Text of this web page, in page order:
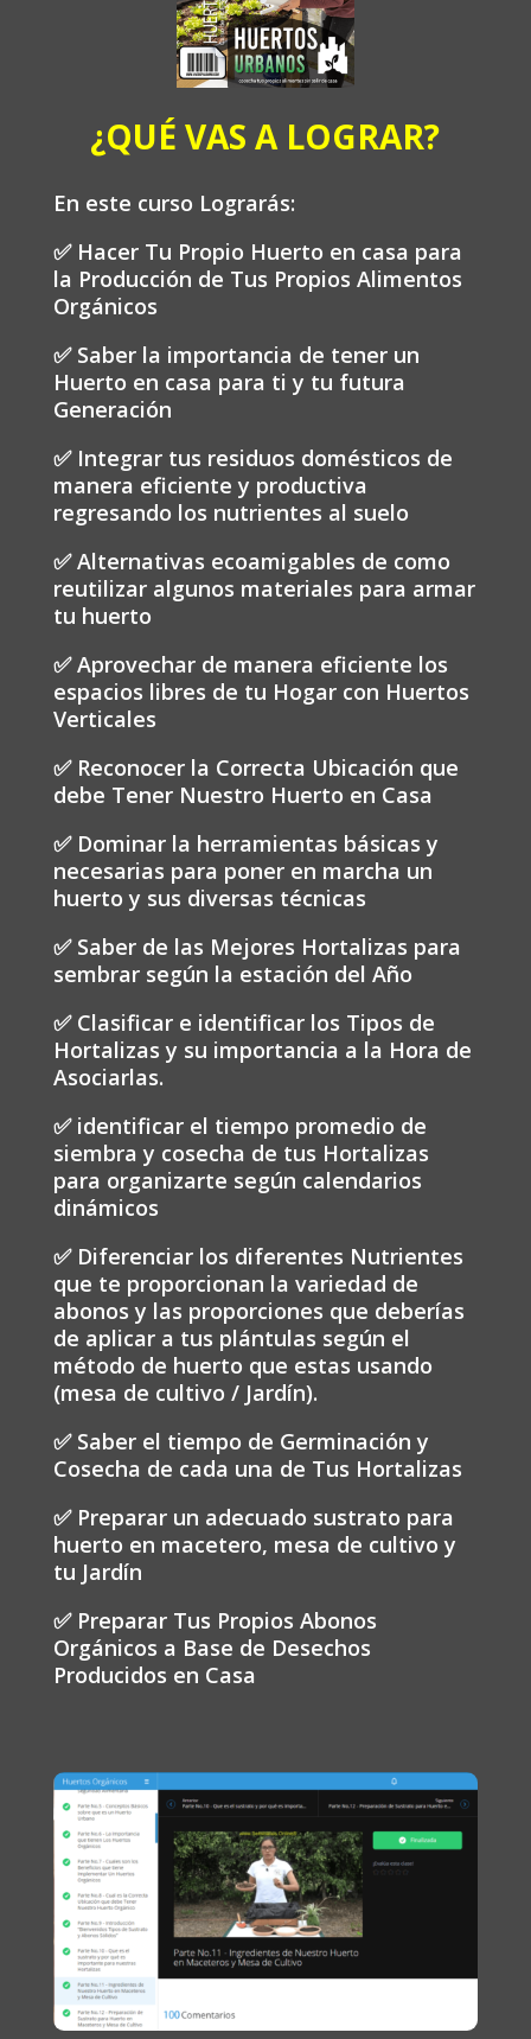
¿QUÉ VAS A LOGRAR?
En este curso Lograrás:
✅ Hacer Tu Propio Huerto en casa para
la Producción de Tus Propios Alimentos
Orgánicos
✅ Saber la importancia de tener un
Huerto en casa para ti y tu futura
Generación
✅ Integrar tus residuos domésticos de
manera eficiente y productiva
regresando los nutrientes al suelo
✅ Alternativas ecoamigables de como
reutilizar algunos materiales para armar
tu huerto
✅ Aprovechar de manera eficiente los
espacios libres de tu Hogar con Huertos
Verticales
✅ Reconocer la Correcta Ubicación que
debe Tener Nuestro Huerto en Casa
✅ Dominar la herramientas básicas y
necesarias para poner en marcha un
huerto y sus diversas técnicas
✅ Saber de las Mejores Hortalizas para
sembrar según la estación del Año
✅ Clasificar e identificar los Tipos de
Hortalizas y su importancia a la Hora de
Asociarlas.
✅ identificar el tiempo promedio de
siembra y cosecha de tus Hortalizas
para organizarte según calendarios
dinámicos
✅ Diferenciar los diferentes Nutrientes
que te proporcionan la variedad de
abonos y las proporciones que deberías
de aplicar a tus plántulas según el
método de huerto que estas usando
(mesa de cultivo / Jardín).
✅ Saber el tiempo de Germinación y
Cosecha de cada una de Tus Hortalizas
✅ Preparar un adecuado sustrato para
huerto en macetero, mesa de cultivo y
tu Jardín
✅ Preparar Tus Propios Abonos
Orgánicos a Base de Desechos
Producidos en Casa